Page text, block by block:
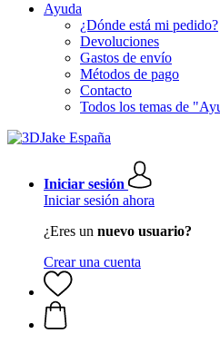
Ayuda
¿Dónde está mi pedido?
Devoluciones
Gastos de envío
Métodos de pago
Contacto
Todos los temas de
Iniciar sesión
Iniciar sesión ahora
¿Eres un nuevo usuario?
Crear una cuenta